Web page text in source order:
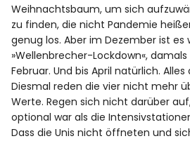
Weihnachtsbaum, um sich
zu finden, die nicht Pandemie
genug los. Aber im Dezember ist es
»Wellenbrecher-Lockdown«,
Februar. Und bis April natürlich.
Diesmal reden die vier nicht mehr
Werte. Regen sich nicht darüber
optional war als die
Dass die Unis nicht öffneten und